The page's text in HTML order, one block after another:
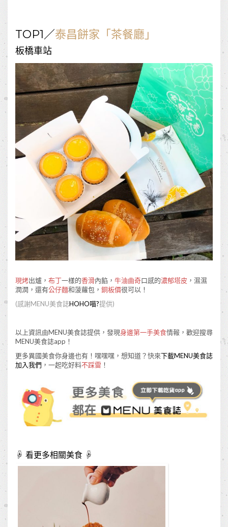
TOP1／泰昌餅家「茶餐廳」
板橋車站
現烤出爐， 布丁一樣的香滑內餡， 牛油曲奇口感的濃郁塔皮 ，濕濕
潤潤，還有公仔麵和菠蘿包， 銅板價很可以！
(感謝MENU美食誌HOHO喵?提供)
以上資訊由MENU美食誌提供，發現身邊第一手美食情報，歡迎搜尋
MENU美食誌app！
更多異國美食你身邊也有！嘿嘿嘿，想知道？快來下載MENU美食誌
加入我們 ，一起吃好料不踩雷 ！
☟ 看更多相關美食 ☟